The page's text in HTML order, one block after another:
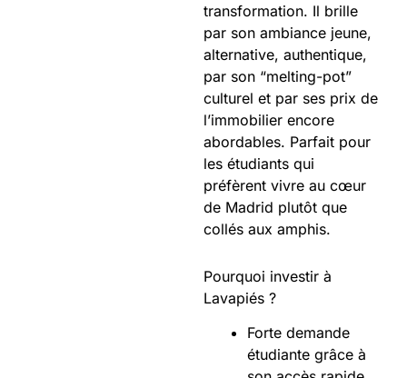
transformation. Il brille
par son ambiance jeune,
alternative, authentique,
par son “melting-pot”
culturel et par ses prix de
l’immobilier encore
abordables. Parfait pour
les étudiants qui
préfèrent vivre au cœur
de Madrid plutôt que
collés aux amphis.
Pourquoi investir à
Lavapiés ?
Forte demande
étudiante grâce à